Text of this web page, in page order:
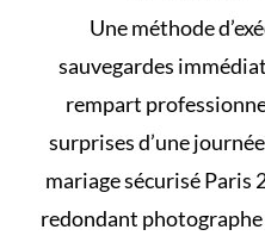
Une méthode
sauvegardes
rempart
surprises d’une
mariage sécurisé Paris
redondant photographe